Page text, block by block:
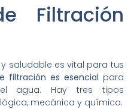
Filtración
saludable es vital para tus
filtración es esencial para
agua. Hay tres tipos
mecánica y química.